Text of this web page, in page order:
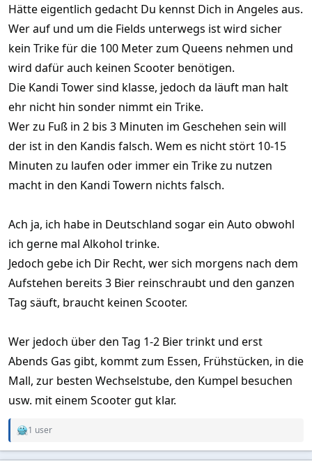
Hätte eigentlich gedacht Du kennst Dich in Angeles aus.
Wer auf und um die Fields unterwegs ist wird sicher
kein Trike für die 100 Meter zum Queens nehmen und
wird dafür auch keinen Scooter benötigen.
Die Kandi Tower sind klasse, jedoch da läuft man halt
ehr nicht hin sonder nimmt ein Trike.
Wer zu Fuß in 2 bis 3 Minuten im Geschehen sein will
der ist in den Kandis falsch. Wem es nicht stört 10-15
Minuten zu laufen oder immer ein Trike zu nutzen
macht in den Kandi Towern nichts falsch.
Ach ja, ich habe in Deutschland sogar ein Auto obwohl
ich gerne mal Alkohol trinke.
Jedoch gebe ich Dir Recht, wer sich morgens nach dem
Aufstehen bereits 3 Bier reinschraubt und den ganzen
Tag säuft, braucht keinen Scooter.
Wer jedoch über den Tag 1-2 Bier trinkt und erst
Abends Gas gibt, kommt zum Essen, Frühstücken, in die
Mall, zur besten Wechselstube, den Kumpel besuchen
usw. mit einem Scooter gut klar.
R
1 user